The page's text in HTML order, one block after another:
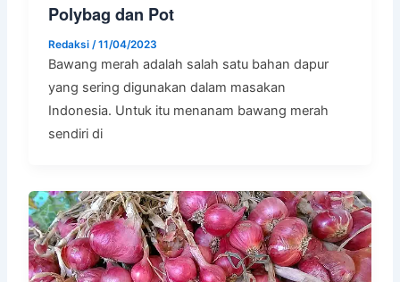
Polybag dan Pot
Redaksi/11/04/2023
Bawang merah adalah salah satu bahan dapur
yang sering digunakan dalam masakan
Indonesia. Untuk itu menanam bawang merah
sendiri di